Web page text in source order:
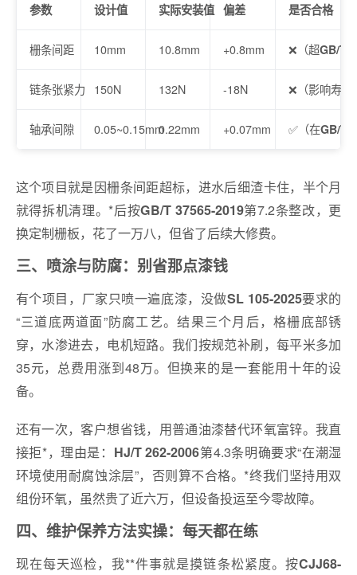
参数 设计值 实际安装值 偏差 是否合格
栅条间距 10mm 10.8mm +0.8mm ❌（超GB/T
链条张紧力 150N 132N -18N ❌（影响寿命
轴承间隙 0.05~0.15mm0.22mm +0.07mm ✅（在GB/T
这个项目就是因栅条间距超标，进水后细渣卡住，半个月
就得拆机清理。*后按GB/T 37565-2019第7.2条整改，更
换定制栅板，花了一万八，但省了后续大修费。
三、喷涂与防腐：别省那点漆钱
有个项目，厂家只喷一遍底漆，没做SL 105-2025要求的
“三道底两道面”防腐工艺。结果三个月后，格栅底部锈
穿，水渗进去，电机短路。我们按规范补刷，每平米多加
35元，总费用涨到48万。但换来的是一套能用十年的设
备。
还有一次，客户想省钱，用普通油漆替代环氧富锌。我直
接拒*，理由是： HJ/T 262-2006第4.3条明确要求“在潮湿
环境使用耐腐蚀涂层”，否则算不合格。*终我们坚持用双
组份环氧，虽然贵了近六万，但设备投运至今零故障。
四、维护保养方法实操：每天都在练
现在每天巡检，我**件事就是摸链条松紧度。按CJJ68-